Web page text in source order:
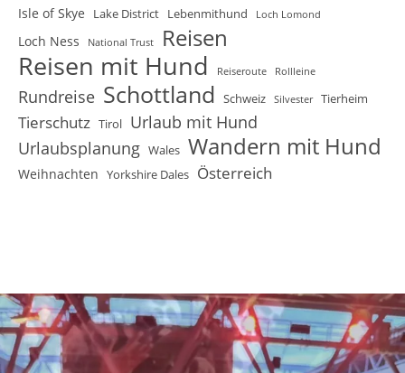
Isle of Skye Lake District Lebenmithund Loch Lomond
Loch Ness National Trust Reisen
Reisen mit Hund Reiseroute Rollleine
Rundreise Schottland Schweiz Silvester Tierheim
Tierschutz Tirol Urlaub mit Hund
Urlaubsplanung Wales Wandern mit Hund
Weihnachten Yorkshire Dales Österreich